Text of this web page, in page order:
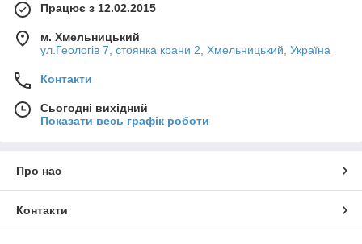
Працює з 12.02.2015
м. Хмельницький
ул.Геологів 7, стоянка крани 2, Хмельницький, Україна
Контакти
Сьогодні вихідний
Показати весь графік роботи
Про нас
Контакти